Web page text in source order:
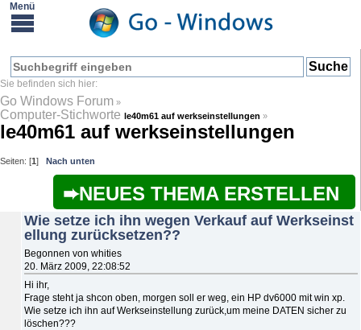
Go Windows Forum »
Computer-Stichworte le40m61 auf werkseinstellungen »
le40m61 auf werkseinstellungen
Seiten: [1] Nach unten
NEUES THEMA ERSTELLEN
Wie setze ich ihn wegen Verkauf auf Werkseinst
ellung zurücksetzen??
Begonnen von whities
20. März 2009, 22:08:52
Hi ihr,
Frage steht ja shcon oben, morgen soll er weg, ein HP dv6000 mit win xp.
Wie setze ich ihn auf Werkseinstellung zurück,um meine DATEN sicher zu
löschen???